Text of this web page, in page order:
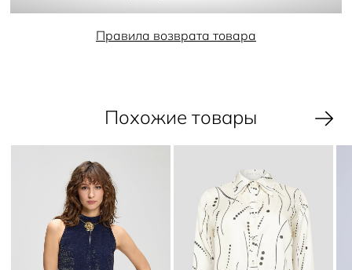
Правила возврата товара
Похожие товары